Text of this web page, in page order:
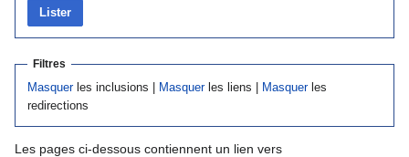
Filtres
Masquerles inclusions | Masquerles liens | Masquerles
redirections
Les pages ci-dessous contiennent un lien vers